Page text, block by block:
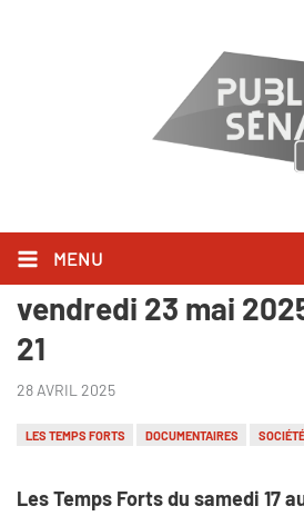
MENU
Les Temps Forts du
vendredi 23 mai
21
28 AVRIL 2025
LES TEMPS FORTS DOCUMENTAIRES SOCIÉTÉ
Les Temps Forts du samedi 17